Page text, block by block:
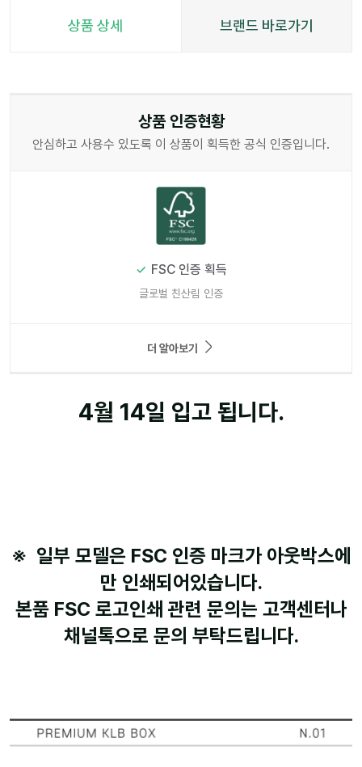
상품 상세 브랜드 바로가기
상품 인증현황
안심하고 사용수 있도록 이 상품이 획득한 공식 인증입니다.
FSC 인증 획득
글로벌 친산림 인증
더 알아보기
4월 14일 입고 됩니다.
※ 일부 모델은 FSC 인증 마크가 아웃박스에
만 인쇄되어있습니다.
본품 FSC 로고인쇄 관련 문의는 고객센터나
채널톡으로 문의 부탁드립니다.